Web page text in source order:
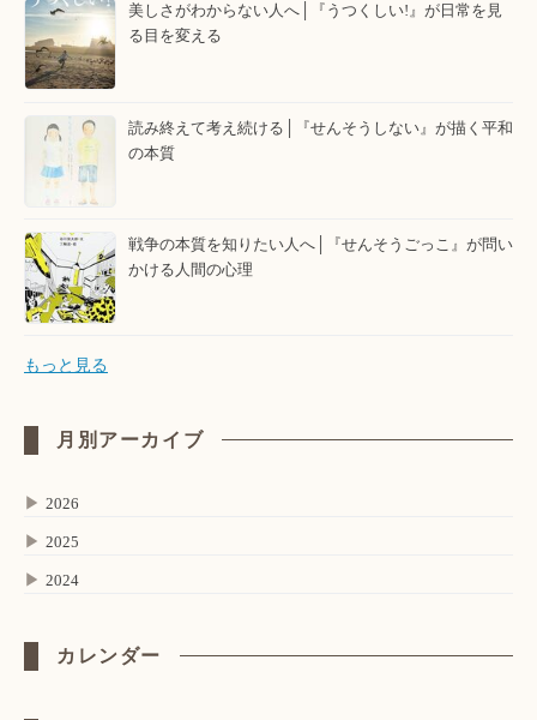
美しさがわからない人へ│『うつくしい!』が日常を見
る目を変える
読み終えて考え続ける│『せんそうしない』が描く平和
の本質
戦争の本質を知りたい人へ│『せんそうごっこ』が問い
かける人間の心理
もっと見る
月別アーカイブ
▶ 2026
▶ 2025
▶ 2024
カレンダー